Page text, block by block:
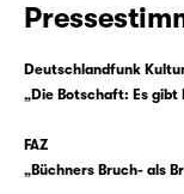
muss er zum
sein. Er muss
es noch
Kind hat. Auch
nie. Den
Deutschlandfunk
„Die Botschaft: Es
FAZ
„Büchners Bruch- als